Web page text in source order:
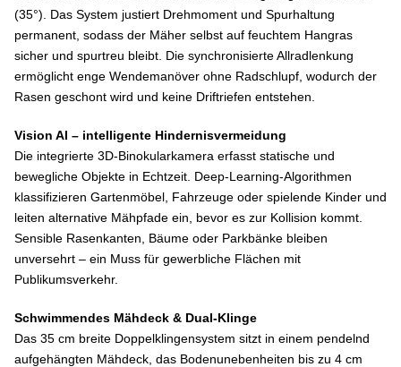
(35°). Das System justiert Drehmoment und Spurhaltung
permanent, sodass der Mäher selbst auf feuchtem Hangras
sicher und spurtreu bleibt. Die synchronisierte Allradlenkung
ermöglicht enge Wendemanöver ohne Radschlupf, wodurch der
Rasen geschont wird und keine Driftriefen entstehen.
Vision AI – intelligente Hindernisvermeidung
Die integrierte 3D-Binokularkamera erfasst statische und
bewegliche Objekte in Echtzeit. Deep-Learning-Algorithmen
klassifizieren Gartenmöbel, Fahrzeuge oder spielende Kinder und
leiten alternative Mähpfade ein, bevor es zur Kollision kommt.
Sensible Rasenkanten, Bäume oder Parkbänke bleiben
unversehrt – ein Muss für gewerbliche Flächen mit
Publikumsverkehr.
Schwimmendes Mähdeck & Dual-Klinge
Das 35 cm breite Doppelklingensystem sitzt in einem pendelnd
aufgehängten Mähdeck, das Bodenunebenheiten bis zu 4 cm